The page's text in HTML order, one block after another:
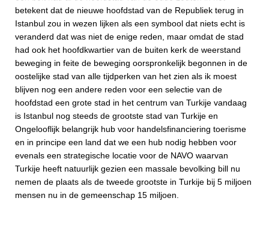
betekent dat de nieuwe hoofdstad van de Republiek terug in
Istanbul zou in wezen lijken als een symbool dat niets echt is
veranderd dat was niet de enige reden, maar omdat de stad
had ook het hoofdkwartier van de buiten kerk de weerstand
beweging in feite de beweging oorspronkelijk begonnen in de
oostelijke stad van alle tijdperken van het zien als ik moest
blijven nog een andere reden voor een selectie van de
hoofdstad een grote stad in het centrum van Turkije vandaag
is Istanbul nog steeds de grootste stad van Turkije en
Ongelooflijk belangrijk hub voor handelsfinanciering toerisme
en in principe een land dat we een hub nodig hebben voor
evenals een strategische locatie voor de NAVO waarvan
Turkije heeft natuurlijk gezien een massale bevolking bill nu
nemen de plaats als de tweede grootste in Turkije bij 5 miljoen
mensen nu in de gemeenschap 15 miljoen.